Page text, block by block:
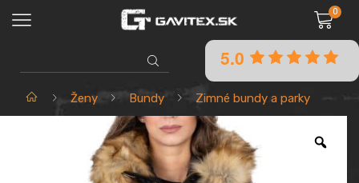
0
SEARCH
INPUT
5.0
Domov Ženy Bundy Zimné bundy a parky